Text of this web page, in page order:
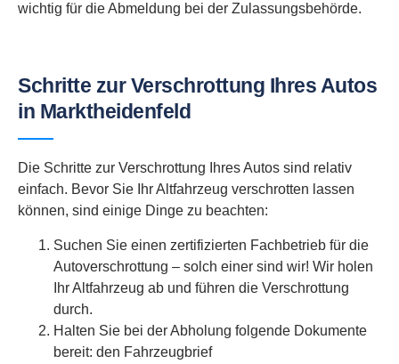
wichtig für die Abmeldung bei der Zulassungsbehörde.
Schritte zur Verschrottung Ihres Autos
in Marktheidenfeld
Die Schritte zur Verschrottung Ihres Autos sind relativ
einfach. Bevor Sie Ihr Altfahrzeug verschrotten lassen
können, sind einige Dinge zu beachten:
Suchen Sie einen zertifizierten Fachbetrieb für die
Autoverschrottung – solch einer sind wir! Wir holen
Ihr Altfahrzeug ab und führen die Verschrottung
durch.
Halten Sie bei der Abholung folgende Dokumente
bereit: den Fahrzeugbrief